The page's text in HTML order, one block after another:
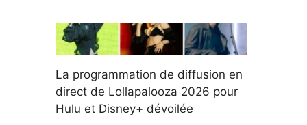
La programmation de diffusion en
direct de Lollapalooza 2026 pour
Hulu et Disney+ dévoilée